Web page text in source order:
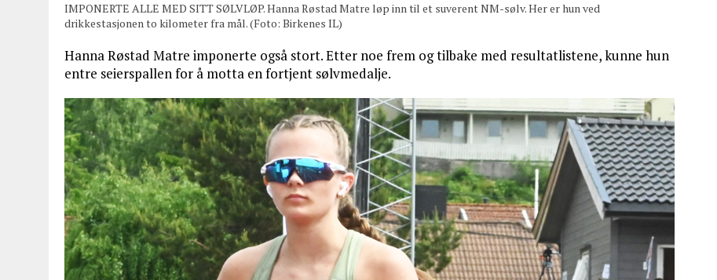
IMPONERTE ALLE MED SITT SØLVLØP. Hanna Røstad Matre løp inn til et suverent NM-sølv. Her er hun ved
drikkestasjonen to kilometer fra mål. (Foto: Birkenes IL)
Hanna Røstad Matre imponerte også stort. Etter noe frem og tilbake med resultatlistene, kunne hun
entre seierspallen for å motta en fortjent sølvmedalje.